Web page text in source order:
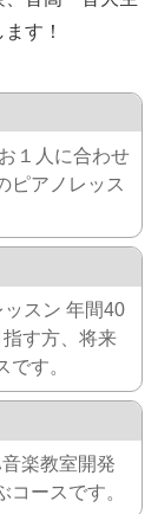
す！
１人に合わせ
ピアノレッス
スン 年間40
す方、将来
す。
楽教室開発
ースです。